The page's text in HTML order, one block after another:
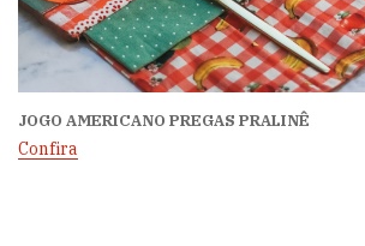
JOGO AMERICANO PREGAS PRALINÊ
Confira